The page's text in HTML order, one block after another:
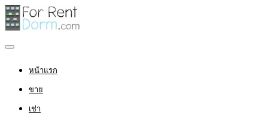
หน้าแรก
ขาย
เช่า